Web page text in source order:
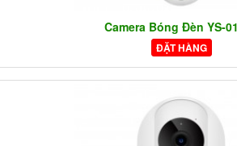
Camera Bóng Đèn YS-
ĐẶT HÀNG